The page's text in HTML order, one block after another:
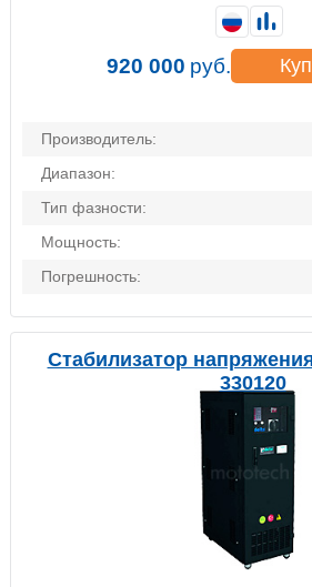
Производитель:
Диапазон:
Тип фазности:
Мощность:
Погрешность:
920 000 руб.
Стабилизатор
330120